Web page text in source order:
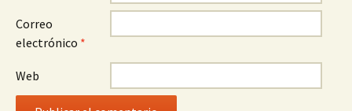
Correo
electrónico *
Web